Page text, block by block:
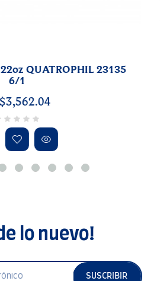
MANHATTAN 3500010-
DS1648 6/1
lo nuevo!
SUSCRIBIR